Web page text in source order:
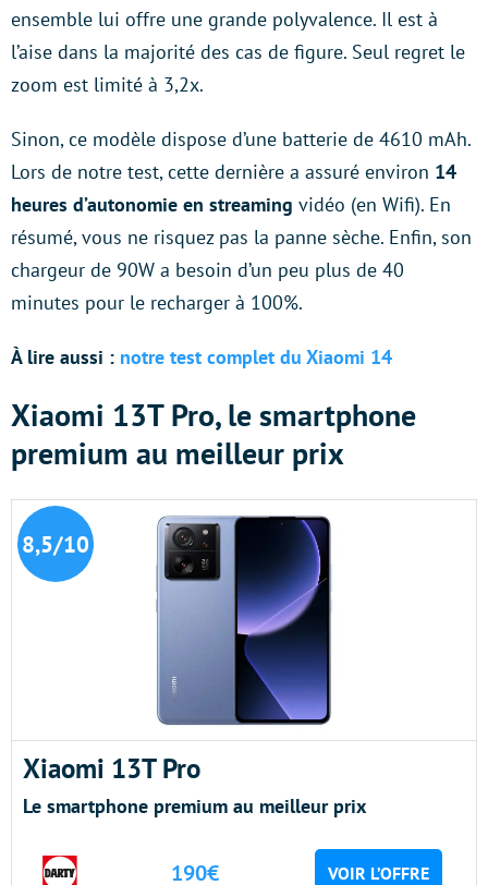
ensemble lui offre une grande polyvalence. Il est à
l’aise dans la majorité des cas de figure. Seul regret le
zoom est limité à 3,2x.
Sinon, ce modèle dispose d’une batterie de 4610 mAh.
Lors de notre test, cette dernière a assuré environ 14
heures d’autonomie en streaming vidéo (en Wifi). En
résumé, vous ne risquez pas la panne sèche. Enfin, son
chargeur de 90W a besoin d’un peu plus de 40
minutes pour le recharger à 100%.
À lire aussi : notre test complet du Xiaomi 14
Xiaomi 13T Pro, le smartphone
premium au meilleur prix
8,5/10
Xiaomi 13T Pro
Le smartphone premium au meilleur prix
190€ VOIR L’OFFRE